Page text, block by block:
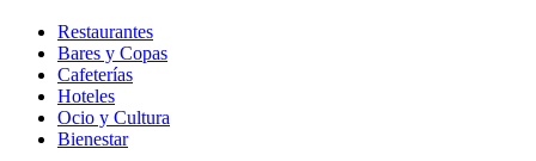
Restaurantes
Bares y Copas
Cafeterías
Hoteles
Ocio y Cultura
Bienestar